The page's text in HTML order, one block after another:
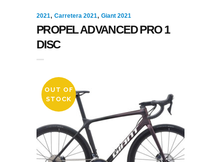
2021, Carretera 2021, Giant 2021
PROPEL ADVANCED PRO 1
DISC
OUT OF
STOCK